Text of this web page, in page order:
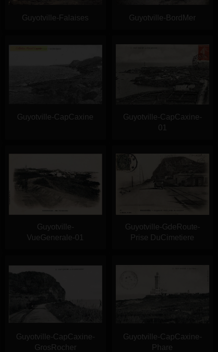
Guyotville-Falaises Guyotville-BordMer
Guyotville-CapCaxine
Guyotville-CapCaxine-
01
Guyotville-
VueGenerale-01
Guyotville-GdeRoute-
Prise DuCimetiere
Guyotville-CapCaxine-
GrosRocher
Guyotville-CapCaxine-
Phare